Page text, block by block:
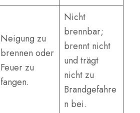
Neigung zu
brennen oder
Feuer zu
fangen.
Nicht
brennbar;
brennt nicht
und trägt
nicht zu
Brandgefahre
n bei.